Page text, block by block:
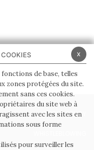
COOKIE POLICY
x
de base, telles
zones protégées du site.
sans ces cookies.
du site web à
avec les sites en
sous forme
pour surveiller les